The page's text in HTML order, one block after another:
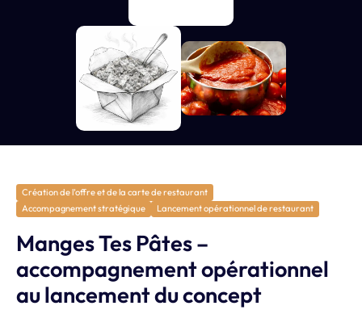
Création de l’offre et de la carte de restaurant
Accompagnement stratégique
Lancement opérationnel de restaurant
Manges Tes Pâtes –
accompagnement opérationnel
au lancement du concept